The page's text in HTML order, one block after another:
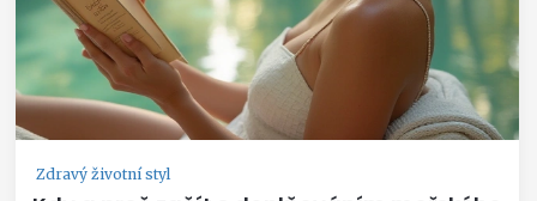
Zdravý životní styl